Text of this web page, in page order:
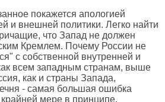
покажется апологией
и внешней политики. Легко найти
что Запад не должен
Кремлем. Почему России не
с собственной внутренней и
всем западным странам, выше
как и страны Запада,
- самая большая ошибка
мере в принципе,